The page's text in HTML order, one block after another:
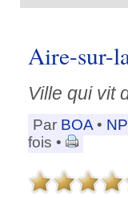
Aire-sur-
Ville qui vit
Par BOA •
fois •